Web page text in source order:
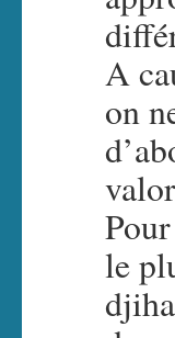
A
on
le